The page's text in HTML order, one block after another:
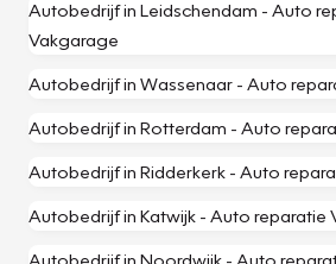
Autobedrijf in Leidschendam - Auto
Vakgarage
Autobedrijf in Wassenaar - Auto
Autobedrijf in Rotterdam - Auto
Autobedrijf in Ridderkerk - Auto
Autobedrijf in Katwijk - Auto reparatie
Autobedrijf in Noordwijk - Auto